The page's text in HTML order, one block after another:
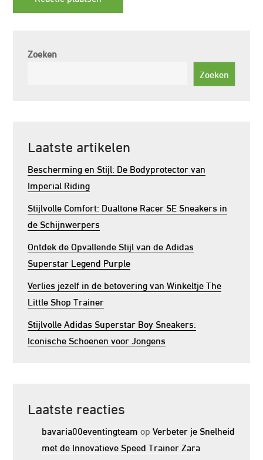
Zoeken
Zoeken
Laatste artikelen
Bescherming en Stijl: De Bodyprotector van
Imperial Riding
Stijlvolle Comfort: Dualtone Racer SE Sneakers in
de Schijnwerpers
Ontdek de Opvallende Stijl van de Adidas
Superstar Legend Purple
Verlies jezelf in de betovering van Winkeltje The
Little Shop Trainer
Stijlvolle Adidas Superstar Boy Sneakers:
Iconische Schoenen voor Jongens
Laatste reacties
bavaria00eventingteam opVerbeter je Snelheid
met de Innovatieve Speed Trainer Zara